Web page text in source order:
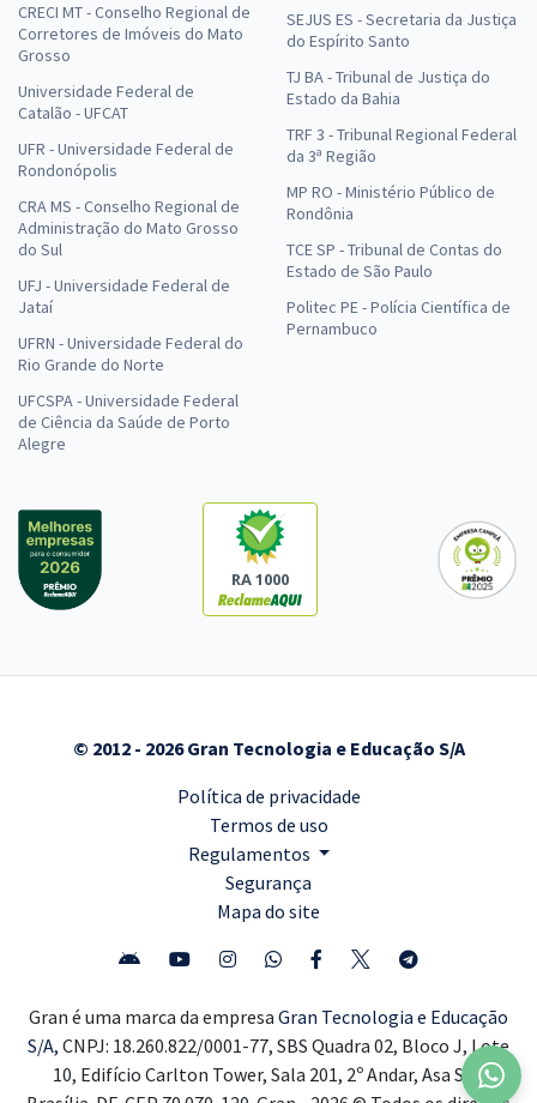
CRECI MT - Conselho Regional de
Corretores de Imóveis do Mato
Grosso
Universidade Federal de
Catalão - UFCAT
UFR - Universidade Federal de
Rondonópolis
CRA MS - Conselho Regional de
Administração do Mato Grosso
do Sul
UFJ - Universidade Federal de
Jataí
UFRN - Universidade Federal do
Rio Grande do Norte
UFCSPA - Universidade Federal
de Ciência da Saúde de Porto
Alegre
SEJUS ES - Secretaria da Justiça
do Espírito Santo
TJ BA - Tribunal de Justiça do
Estado da Bahia
TRF 3 - Tribunal Regional Federal
da 3ª Região
MP RO - Ministério Público de
Rondônia
TCE SP - Tribunal de Contas do
Estado de São Paulo
Politec PE - Polícia Científica de
Pernambuco
RA 1000
© 2012 - 2026 Gran Tecnologia e Educação S/A
Política de privacidade
Termos de uso
Regulamentos
Segurança
Mapa do site
Gran é uma marca da empresa Gran Tecnologia e Educação
S/A, CNPJ: 18.260.822/0001-77, SBS Quadra 02, Bloco J, Lote
10, Edifício Carlton Tower, Sala 201, 2º Andar, Asa Sul,